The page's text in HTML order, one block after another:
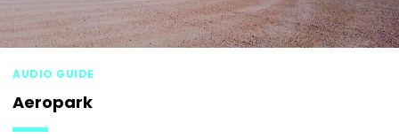
AUDIO GUIDE
Aeropark